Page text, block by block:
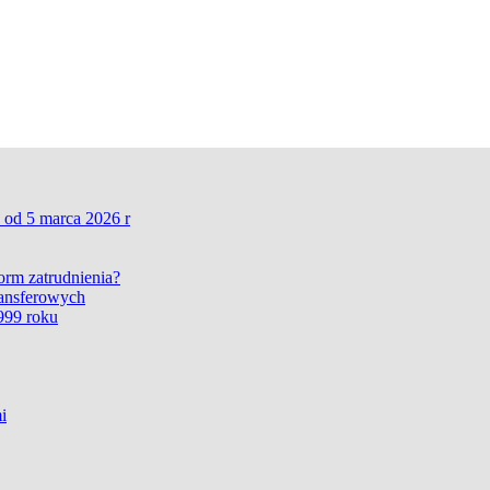
5 marca 2026 r
zatrudnienia?
roku